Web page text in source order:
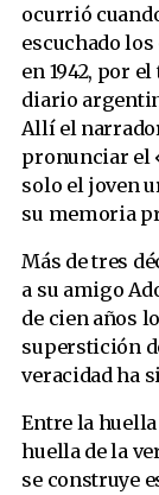
ocurrió
escuchado
en 1942, por
diario
Allí el
pronunciar el
solo el joven
su memoria
Más de tres
a su amigo
de cien años
superstición
veracidad ha
Entre la
huella de la
se construye